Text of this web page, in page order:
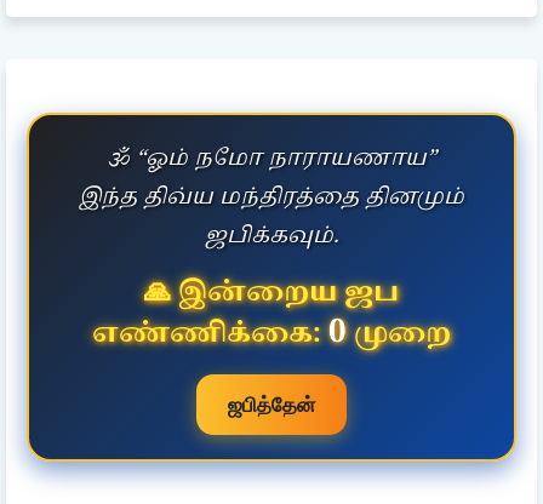
🕉️ “ஓம் நமோ நாராயணாய”
இந்த திவ்ய மந்திரத்தை தினமும்
ஜபிக்கவும்.
🙏 இன்றைய ஜப
எண்ணிக்கை:0முறை
ஜபித்தேன்